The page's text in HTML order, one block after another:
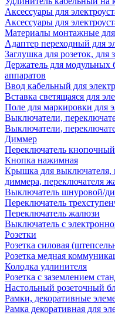
Аксессуары для
Аксессуары для
Материалы монтажные
Адаптер переходный для
Заглушка для розеток, для
Держатель для
аппаратов
Ввод кабельный для
Вставка светящаяся для
Поле для маркировки для
Выключатели,
Выключатели,
Диммер
Переключатель
Кнопка нажимная
Крышка для выключателя,
диммера, переключателя
Выключатель шнуровой/
Переключатель
Переключатель жалюзи
Выключатель с
Розетки
Розетка силовая
Розетка медная
Колодка удлинителя
Розетка с заземлением
Настольный розеточный
Рамки, декоративные
Рамка декоративная для